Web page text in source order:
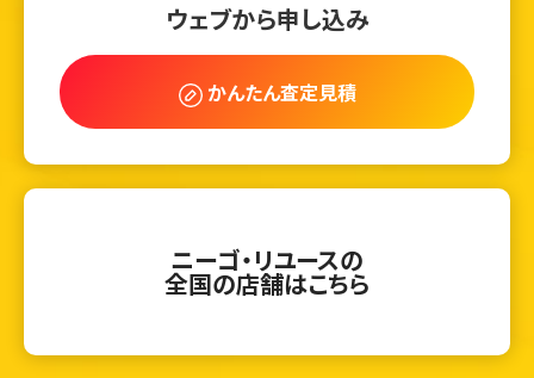
ウェブから1分
かんたん査定見積
フリーダイヤル
0120-1212-25
ウェブから申し込み
かんたん査定見積
ニーゴ・リユースの
全国の店舗はこちら